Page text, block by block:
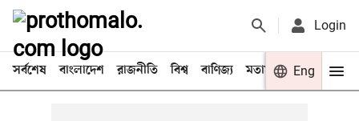
Login
সর্বশেষ বাংলাদেশ রাজনীতি বিশ্ব বাণিজ্য মতামত খেলা
Eng